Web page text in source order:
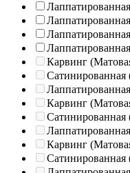
Карвинг
Сатинированная
Карвинг
Сатинированная
Карвинг
Сатинированная